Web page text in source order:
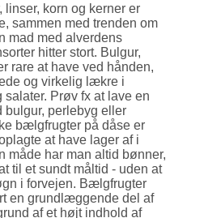
korn og kerner er
sammen med trenden om
mad med alverdens
hitter stort. Bulgur,
rare at have ved hånden,
og virkelig lækre i
salater. Prøv fx at lave en
bulgur, perlebyg eller
at have lager af i
måde har man altid bønner,
til et sundt måltid - uden at
Bælgfrugter
en grund­læggende del af
af et højt indhold af